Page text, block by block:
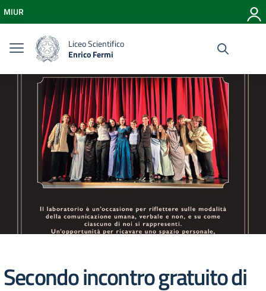
Vai al menu di navigazione
Vai al footer
MIUR
Liceo Scientifico
Enrico Fermi
Secondo incontro gratuito di